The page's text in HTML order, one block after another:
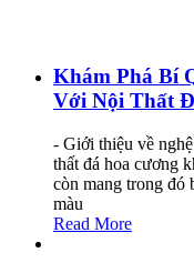
Khám Phá Bí
Với Nội Thất
- Giới thiệu về
thất đá hoa cương
còn mang trong đó
màu
Read More